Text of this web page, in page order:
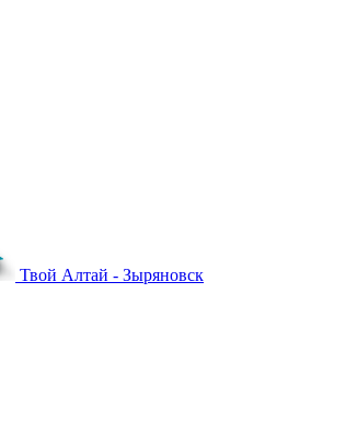
Твой Алтай - Зыряновск